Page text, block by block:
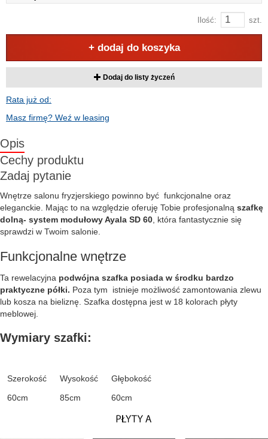
Ilość: szt.
+ dodaj do koszyka
Dodaj do listy życzeń
Rata już od:
Masz firmę? Weź w leasing
Opis
Cechy produktu
Zadaj pytanie
Wnętrze salonu fryzjerskiego powinno być funkcjonalne oraz
eleganckie. Mając to na względzie oferuję Tobie profesjonalną szafkę
dolną- system modułowy Ayala SD 60 , która fantastycznie się
sprawdzi w Twoim salonie.
Funkcjonalne wnętrze
Ta rewelacyjna podwójna szafka posiada w środku bardzo
praktyczne półki. Poza tym istnieje możliwość zamontowania zlewu
lub kosza na bieliznę. Szafka dostępna jest w 18 kolorach płyty
meblowej.
Wymiary szafki:
Szerokość Wysokość
Głębokość
60cm
85cm 60cm